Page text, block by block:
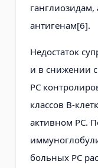
антигенам[6].
Недостаток
и в снижении
РС
классов В-
активном РС.
больных РС